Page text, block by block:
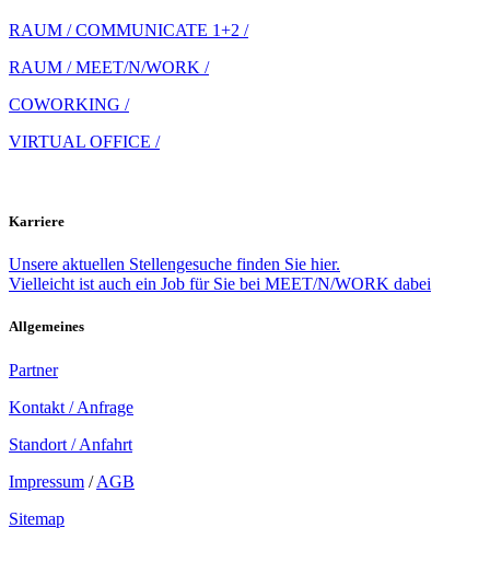
RAUM / COMMUNICATE 1+2 /
RAUM / MEET/N/WORK /
COWORKING /
VIRTUAL OFFICE /
Karriere
Unsere aktuellen Stellengesuche finden Sie hier.
Vielleicht ist auch ein Job für Sie bei MEET/N/WORK dabei
Allgemeines
Partner
Kontakt / Anfrage
Standort / Anfahrt
Impressum /AGB
Sitemap